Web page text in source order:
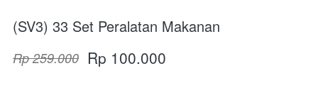
(SV3) 33 Set Peralatan Makanan
Rp 259.000 Rp 100.000